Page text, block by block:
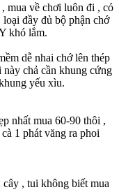
mua về chơi luôn đi , có
đầy đủ bộ phận chớ
khó lắm.
dễ nhai chớ lên thép
chả cần khung cứng
yếu xìu.
nhất mua 60-90 thôi ,
1 phát văng ra phoi
, tui không biết mua